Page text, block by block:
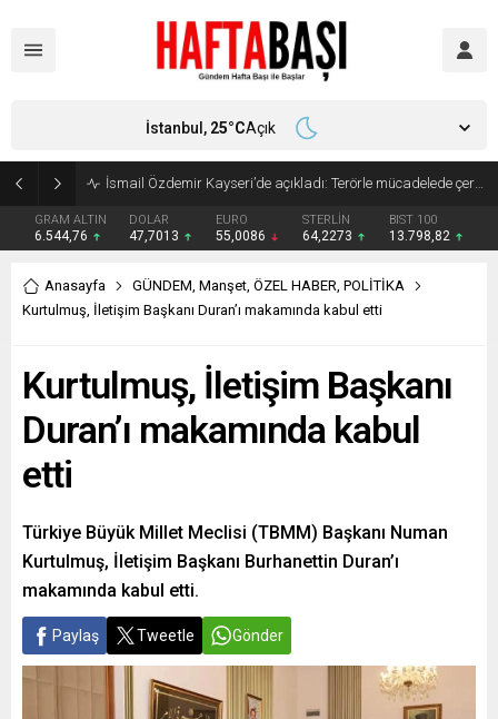
Süleyman Soylu ‘çok korktum’ deyip ilk kez açıkladı: En büyük tehdit dışarısıdır!
GRAM ALTIN
6.544,76
DOLAR
47,7013
EURO
55,0086
STERLİN
64,2273
BIST 100
13.798,82
İstanbul, 25°CAçık
Anasayfa GÜNDEM, Manşet, ÖZEL HABER, POLİTİKA
Kurtulmuş, İletişim Başkanı Duran’ı makamında kabul etti
Kurtulmuş, İletişim Başkanı
Duran’ı makamında kabul
etti
Türkiye Büyük Millet Meclisi (TBMM) Başkanı Numan
Kurtulmuş, İletişim Başkanı Burhanettin Duran’ı
makamında kabul etti.
Paylaş Tweetle Gönder